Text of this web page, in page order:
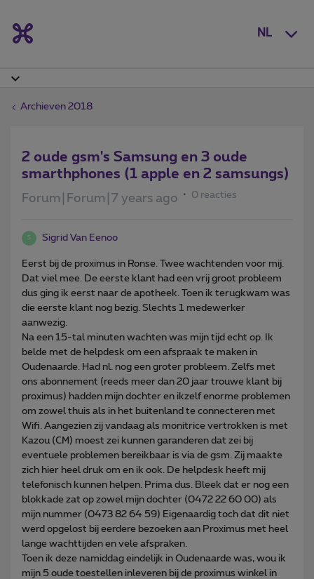
NL
Archieven 2018
2 oude gsm's Samsung en 3 oude
smarthphones (1 apple en 2 samsungs)
Forum|Forum|7 years ago 0 reacties
S Sigrid Van Eenoo
Eerst bij de proximus in Ronse. Twee wachtenden voor mij.
Dat viel mee. De eerste klant had een vrij groot probleem
dus ging ik eerst naar de apotheek. Toen ik terugkwam was
die eerste klant nog bezig. Slechts 1 medewerker
aanwezig.
Na een 15-tal minuten wachten was mijn tijd echt op. Ik
belde met de helpdesk om een afspraak te maken in
Oudenaarde. Had nl. nog een groter probleem. Zelfs met
ons abonnement (reeds meer dan 20 jaar trouwe klant bij
proximus) hadden mijn dochter en ikzelf enorme problemen
om zowel thuis als in het buitenland te connecteren met
Wifi. Aangezien zij vandaag als monitrice vertrokken is met
Kazou (CM) moest zei kunnen garanderen dat zei bij
eventuele problemen bereikbaar is via de gsm. Zij maakte
zich hier heel druk om en ik ook. De helpdesk heeft mij
telefonisch kunnen helpen. Prima dus. Bleek dat er nog een
blokkade zat op zowel mijn dochter (0472 22 60 00) als
mijn nummer (0473 82 64 59) Eigenaardig toch dat dit niet
werd opgelost bij eerdere bezoeken aan Proximus met heel
lange wachttijden en vele afspraken.
Toen ik deze namiddag eindelijk in Oudenaarde was, wou ik
mijn 5 oude toestellen inleveren bij de proximus winkel in